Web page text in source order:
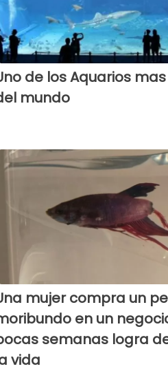
de los Aquarios
mundo
mujer compra un
en un
semanas logra
vida